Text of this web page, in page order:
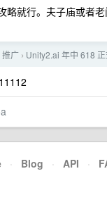
略就行。夫子庙或者
推广 › Unity2.ai 年中 618
· Blog · API ·